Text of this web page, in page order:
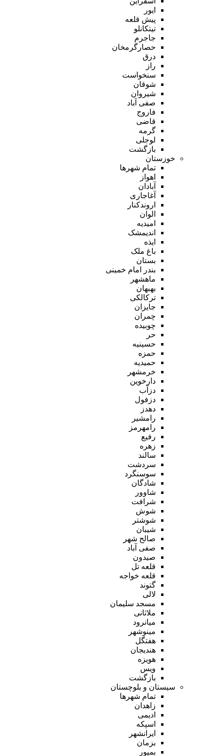
ایور
پیش قلعه
تیتکانلو
جاجرم
حصارگرمخان
درق
راز
سنخواست
شوقان
شیروان
صفی آباد
فاروج
قاضی
گرمه
لوجلی
بازگشت
خوزستان
تمام شهر‌ها
اهواز
آبادان
آغاجاری
اروندکنار
الوان
امیدیه
اندیمشک
ایذه
باغ ملک
بستان
بندر امام خمینی
ماهشهر
بهبهان
ترکالکی
جایزان
چمران
چوبیده
حر
حسینیه
حمزه
حمیدیه
خرمشهر
دارخوین
دزآب
دزفول
دهدز
رامشیر
رامهرمز
رفیع
زهره
سالند
سردشت
سوسنگرد
شادگان
شاوور
شرافت
شوش
شوشتر
شیبان
صالح شهر
صفی آباد
صیدون
قلعه تل
قلعه خواجه
گتوند
لالی
مسجد سلیمان
ملاثانی
میانرود
مینوشهر
هفتگل
هندیجان
هویزه
ویس
بازگشت
سیستان و بلوچستان
تمام شهر‌ها
زاهدان
ادیمی
اسپکه
ایرانشهر
بزمان
بمپور